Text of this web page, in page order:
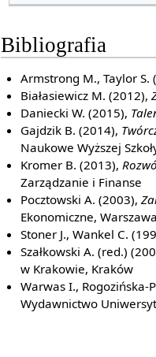
Bibliografia
Armstrong M., Taylor S.
Białasiewicz M. (2012),
Daniecki W. (2015),
Gajdzik B. (2014),
Naukowe Wyższej
Kromer B. (2013),
Zarządzanie i Finanse
Pocztowski A. (2003),
Ekonomiczne, Warszawa
Stoner J., Wankel C.
Szałkowski A. (red.)
w Krakowie, Kraków
Warwas I., Rogozińska-
Wydawnictwo